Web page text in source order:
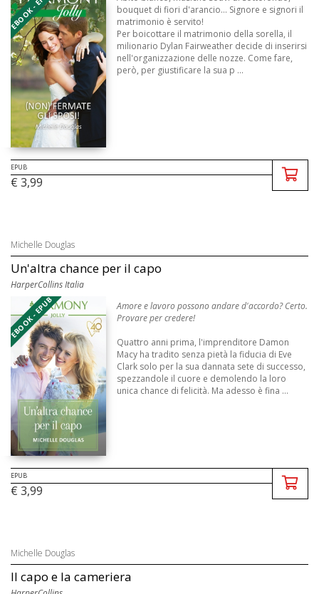
bouquet di fiori d'arancio... Signore e signori il
matrimonio è servito!
Per boicottare il matrimonio della sorella, il
milionario Dylan Fairweather decide di inserirsi
nell'organizzazione delle nozze. Come fare,
però, per giustificare la sua p ...
EPUB
€ 3,99
Michelle Douglas
Un'altra chance per il capo
HarperCollins Italia
EBOOK - EPUB
Amore e lavoro possono andare d'accordo? Certo.
Provare per credere!
Quattro anni prima, l'imprenditore Damon
Macy ha tradito senza pietà la fiducia di Eve
Clark solo per la sua dannata sete di successo,
spezzandole il cuore e demolendo la loro
unica chance di felicità. Ma adesso è fina ...
EPUB
€ 3,99
Michelle Douglas
Il capo e la cameriera